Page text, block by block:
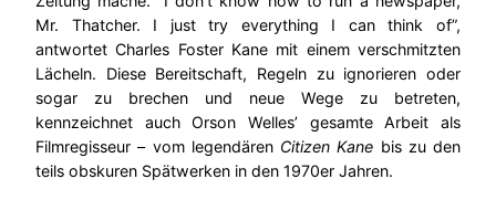
Mr. Thatcher. I just try everything I can think of”,
antwortet Charles Foster Kane mit einem verschmitzten
Lächeln. Diese Bereitschaft, Regeln zu ignorieren oder
sogar zu brechen und neue Wege zu betreten,
kennzeichnet auch Orson Welles’ gesamte Arbeit als
Filmregisseur – vom legendären Citizen Kane bis zu den
teils obskuren Spätwerken in den 1970er Jahren.